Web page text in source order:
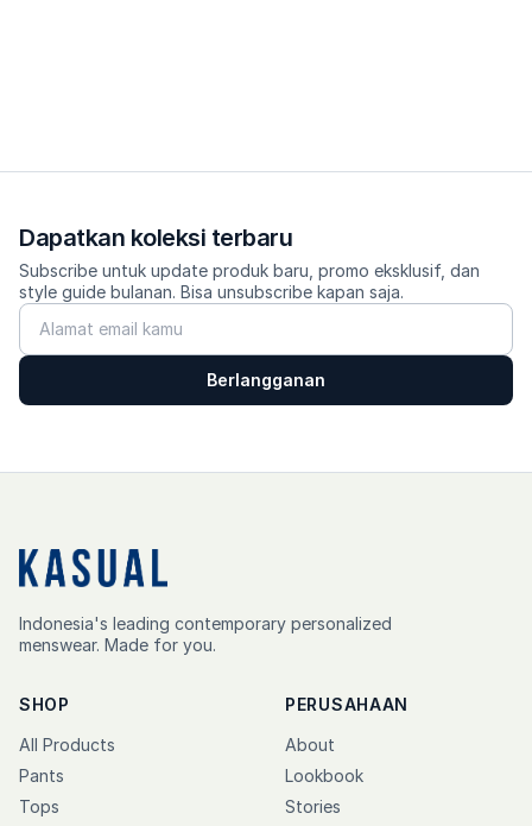
Dapatkan koleksi terbaru
Subscribe untuk update produk baru, promo eksklusif, dan
style guide bulanan. Bisa unsubscribe kapan saja.
Berlangganan
Indonesia's leading contemporary personalized
menswear. Made for you.
SHOP
All Products
Pants
Tops
PERUSAHAAN
About
Lookbook
Stories